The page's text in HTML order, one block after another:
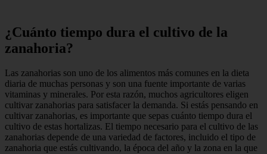
¿Cuánto tiempo dura el cultivo de la
zanahoria?
Las zanahorias son uno de los alimentos más comunes en la dieta
diaria de muchas personas y son una fuente importante de varias
vitaminas y minerales. Por esta razón, muchos agricultores eligen
cultivar zanahorias para satisfacer la demanda. Si estás pensando en
cultivar zanahorias, es importante que sepas cuánto tiempo dura el
cultivo de estas hortalizas. El tiempo necesario para el cultivo de las
zanahorias depende de una variedad de factores, incluido el tipo de
zanahoria que estás cultivando, la época del año y la zona en la que